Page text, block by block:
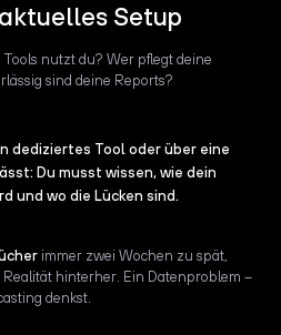
Setup
nutzt du? Wer pflegt deine
sind deine Reports?
dediziertes Tool oder über eine
Du musst wissen, wie dein
und wo die Lücken sind.
immer zwei Wochen zu spät,
hinterher. Ein Datenproblem –
denkst.